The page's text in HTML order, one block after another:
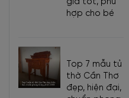
hợp cho bé
Top 7 mẫu tủ
thờ Cần Thơ
đẹp, hiện đại,